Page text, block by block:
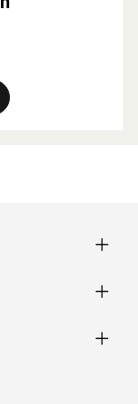
besteht aus
gehören
im
"Easy"
bei 140 °C.
die